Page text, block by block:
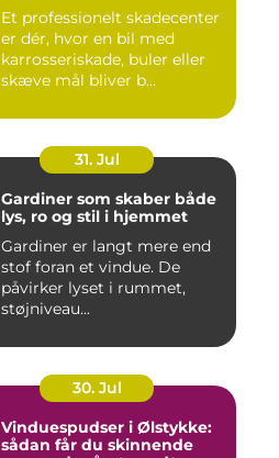
Et professionelt skadecenter
er dér, hvor en bil med
karrosseriskade, buler eller
skæve mål bliver b...
31. Jul
Gardiner som skaber både
lys, ro og stil i hjemmet
Gardiner er langt mere end
stof foran et vindue. De
påvirker lyset i rummet,
støjniveau...
30. Jul
Vinduespudser i Ølstykke:
sådan får du skinnende